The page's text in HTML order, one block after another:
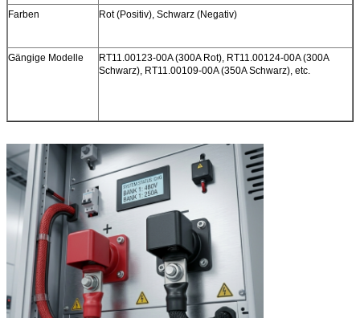
Farben Rot (Positiv), Schwarz (Negativ)
Gängige Modelle
RT11.00123-00A (300A Rot), RT11.00124-00A (300A
Schwarz), RT11.00109-00A (350A Schwarz), etc.